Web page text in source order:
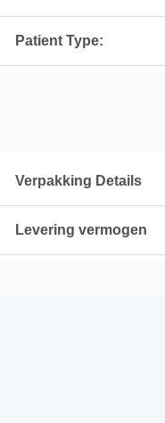
Patient Type:
Verpakking Details
Levering vermogen